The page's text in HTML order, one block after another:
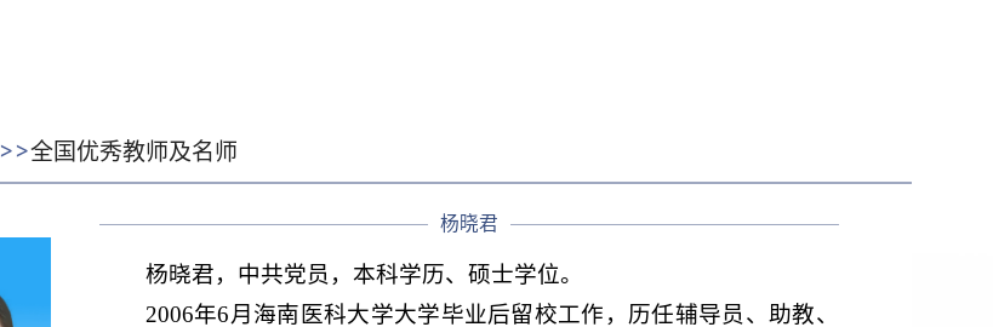
>>全国优秀教师及名师
杨晓君
杨晓君，中共党员，本科学历、硕士学位。
2006年6月海南医科大学大学毕业后留校工作，历任辅导员、助教、